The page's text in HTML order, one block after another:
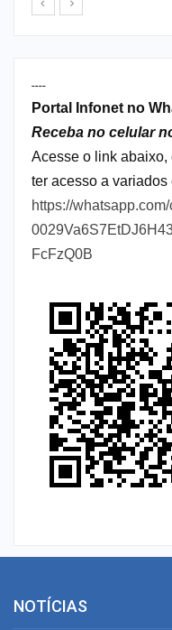
----
Portal Infonet no
Receba no celular
Acesse o link
ter acesso a variados
https://
FcFzQ0B
NOTÍCIAS